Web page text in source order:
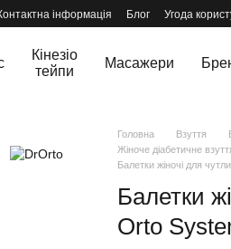
інформація Блог Угода
Кінезіо
тейпи
Масажери
Головна Взуття
Жіноче діабетичне
Балетки жіночі для
Балетки
Orto